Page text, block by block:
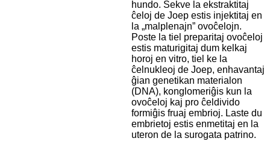
hundo. Sekve la ekstraktitaj
ĉeloj de Joep estis injektitaj en
la „malplenajn” ovoĉelojn.
Poste la tiel preparitaj ovoĉeloj
estis maturigitaj dum kelkaj
horoj en vitro, tiel ke la
ĉelnukleoj de Joep, enhavantaj
ĝian genetikan materialon
(DNA), konglomeriĝis kun la
ovoĉeloj kaj pro ĉeldivido
formiĝis fruaj embrioj. Laste du
embrietoj estis enmetitaj en la
uteron de la surogata patrino.